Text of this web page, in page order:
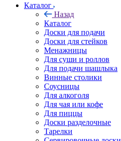
Каталог
Назад
Каталог
Доски для подачи
Доски для стейков
Менажницы
Для суши и роллов
Для подачи шашлыка
Винные столики
Соусницы
Для алкоголя
Для чая или кофе
Для пиццы
Доски разделочные
Тарелки